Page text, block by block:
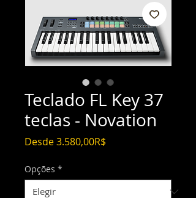
Teclado FL Key 37
teclas - Novation
Desde3.580,00R$
Opções *